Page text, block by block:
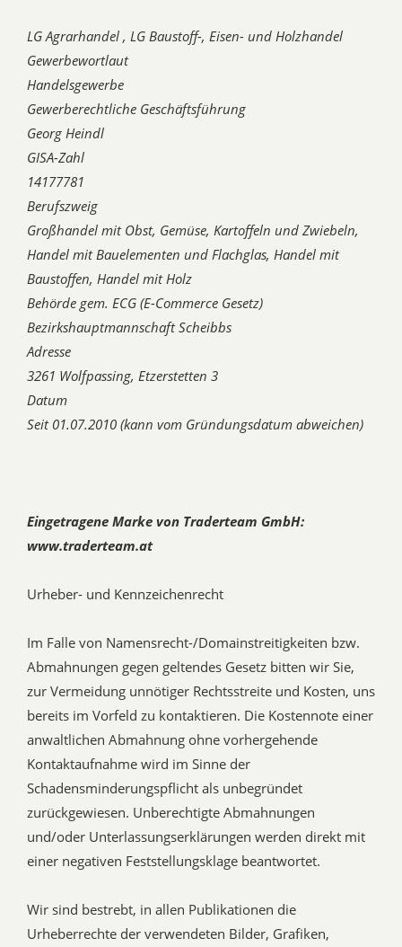
LG Agrarhandel , LG Baustoff-, Eisen- und Holzhandel
Gewerbewortlaut
Handelsgewerbe
Gewerberechtliche Geschäftsführung
Georg Heindl
GISA-Zahl
14177781
Berufszweig
Großhandel mit Obst, Gemüse, Kartoffeln und Zwiebeln,
Handel mit Bauelementen und Flachglas, Handel mit
Baustoffen, Handel mit Holz
Behörde gem. ECG (E-Commerce Gesetz)
Bezirkshauptmannschaft Scheibbs
Adresse
3261 Wolfpassing, Etzerstetten 3
Datum
Seit 01.07.2010 (kann vom Gründungsdatum abweichen)
Eingetragene Marke von Traderteam GmbH:
www.traderteam.at
Urheber- und Kennzeichenrecht
Im Falle von Namensrecht-/Domainstreitigkeiten bzw.
Abmahnungen gegen geltendes Gesetz bitten wir Sie,
zur Vermeidung unnötiger Rechtsstreite und Kosten, uns
bereits im Vorfeld zu kontaktieren. Die Kostennote einer
anwaltlichen Abmahnung ohne vorhergehende
Kontaktaufnahme wird im Sinne der
Schadensminderungspflicht als unbegründet
zurückgewiesen. Unberechtigte Abmahnungen
und/oder Unterlassungserklärungen werden direkt mit
einer negativen Feststellungsklage beantwortet.
Wir sind bestrebt, in allen Publikationen die
Urheberrechte der verwendeten Bilder, Grafiken,